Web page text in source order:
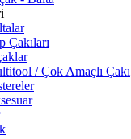
Çakıları
/ Çok Amaçlı Çakı